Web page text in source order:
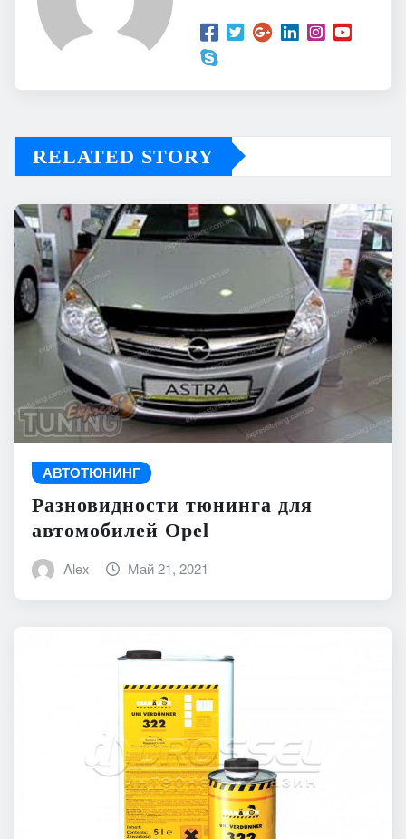
RELATED STORY
АВТОТЮНИНГ
Разновидности тюнинга для
автомобилей Opel
Alex Май 21, 2021